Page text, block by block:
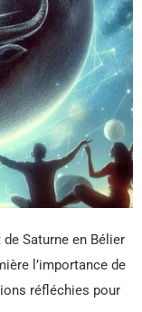
de Saturne en Bélier
l’importance de
réfléchies pour